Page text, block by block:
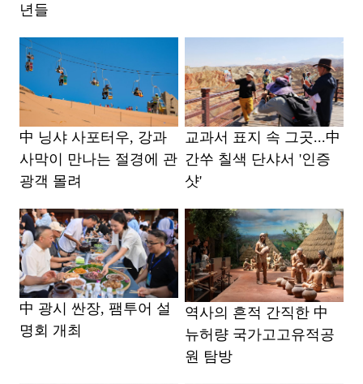
년들
中 닝샤 사포터우, 강과
사막이 만나는 절경에 관
광객 몰려
교과서 표지 속 그곳...中
간쑤 칠색 단샤서 '인증
샷'
中 광시 싼장, 팸투어 설
명회 개최
역사의 흔적 간직한 中
뉴허량 국가고고유적공
원 탐방